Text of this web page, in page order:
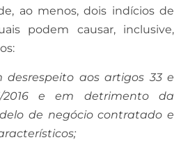
ao menos, dois indícios de
podem causar, inclusive,
desrespeito aos artigos 33 e
2016 e em detrimento da
de negócio contratado e